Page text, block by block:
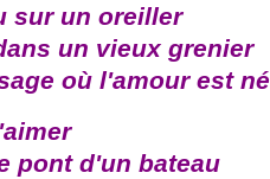
sur un oreiller
un vieux grenier
où l'amour est né
pont d'un bateau